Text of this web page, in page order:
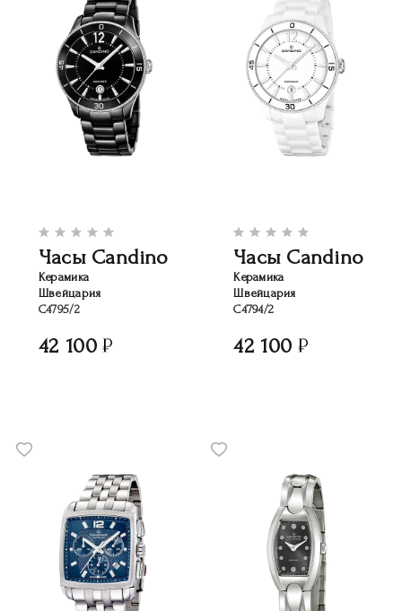
Часы Candino
Керамика
Швейцария
C4795/2
42 100
Часы Candino
Керамика
Швейцария
C4794/2
42 100